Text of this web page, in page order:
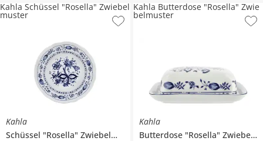
Kahla
Schüssel "Rosella" Zwiebelmuster
Kahla Schüssel "Rosella" Zwiebel
muster
Kahla
Butterdose "Rosella" Zwiebelmuster
Kahla Butterdose "Rosella" Zwie
belmuster